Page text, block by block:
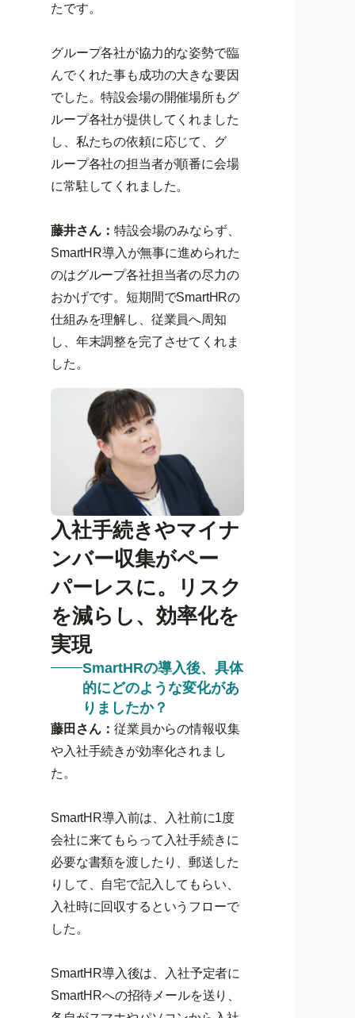
たです。
グループ各社が協力的な姿勢で臨
んでくれた事も成功の大きな要因
でした。特設会場の開催場所もグ
ループ各社が提供してくれました
し、私たちの依頼に応じて、グ
ループ各社の担当者が順番に会場
に常駐してくれました。
藤井さん： 特設会場のみならず、
SmartHR導入が無事に進められた
のはグループ各社担当者の尽力の
おかげです。短期間でSmartHRの
仕組みを理解し、従業員へ周知
し、年末調整を完了させてくれま
した。
入社手続きやマイナ
ンバー収集がペー
パーレスに。リスク
を減らし、効率化を
実現
SmartHRの導入後、具体
的にどのような変化があ
りましたか？
藤田さん： 従業員からの情報収集
や入社手続きが効率化されまし
た。
SmartHR導入前は、入社前に1度
会社に来てもらって入社手続きに
必要な書類を渡したり、郵送した
りして、自宅で記入してもらい、
入社時に回収するというフローで
した。
SmartHR導入後は、入社予定者に
SmartHRへの招待メールを送り、